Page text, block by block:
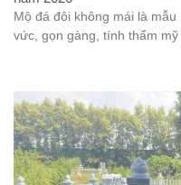
Mộ đá đôi không mái là
vức, gọn gàng, tính thẩm